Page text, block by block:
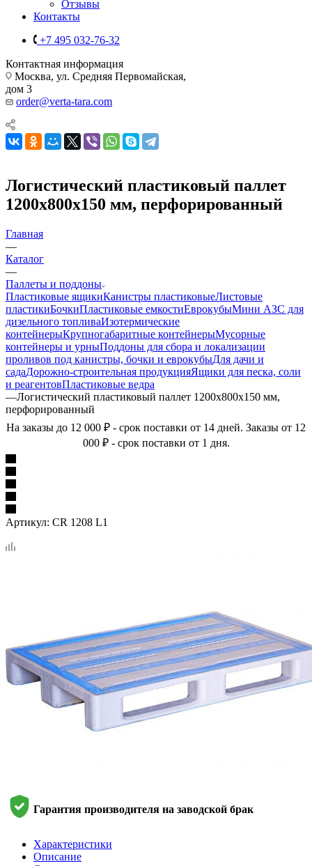
Отзывы
Контакты
+7 495 032-76-32
Контактная информация
Москва, ул. Средняя Первомайская,
дом 3
order@verta-tara.com
Логистический пластиковый паллет
1200х800х150 мм, перфорированный
Главная
—
Каталог
—
Паллеты и поддоны
Пластиковые ящикиКанистры пластиковыеЛистовые
пластикиБочкиПластиковые емкостиЕврокубыМини АЗС для
дизельного топливаИзотермические
контейнерыКрупногабаритные контейнерыМусорные
контейнеры и урныПоддоны для сбора и локализации
проливов под канистры, бочки и еврокубыДля дачи и
садаДорожно-строительная продукцияЯщики для песка, соли
и реагентовПластиковые ведра
—Логистический пластиковый паллет 1200х800х150 мм,
перфорированный
На заказы до 12 000 ₽ - срок поставки от 14 дней. Заказы от 12
000 ₽ - срок поставки от 1 дня.
Артикул: CR 1208 L1
Гарантия производителя на заводской брак
Характеристики
Описание